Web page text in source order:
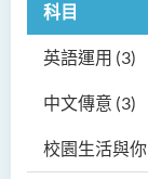
科目
英語運用 (3)
中文傳意 (3)
校園生活與你